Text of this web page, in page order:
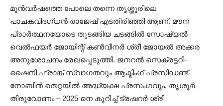
മുൻവർഷത്തെ പോലെ തന്നെ തൃശ്ശൂരിലെ
പാചകവിദഗ്ധൻ രാജേഷ് എടതിരിഞ്ഞി ആണ്. മൗന
പ്രാർത്ഥനയോടെ തുടങ്ങിയ ചടങ്ങിൽ സോഷ്യൽ
വെൽഫയർ ജോയിന്റ് കൺവീനർ ശ്രീ ജോയൽ അക്കര
അനുശോചനം രേഖപ്പെടുത്തി. ജനറൽ സെക്രട്ടറി-
ഷൈനി ഫ്രാങ്ക് സ്വാഗതവും ആക്ടിംഗ് പ്രസിഡണ്ട്-
നോബിൻ തെറ്റയിൽ അദ്ധ്യക്ഷ പ്രസംഗവും, തൃശൂർ
തിരുവോണം – 2025 നെ കുറിച്ച് ട്രഷറർ ശ്രീ